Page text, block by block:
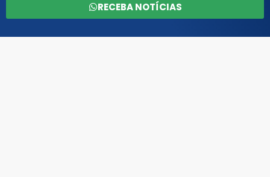
RECEBA NOTÍCIAS